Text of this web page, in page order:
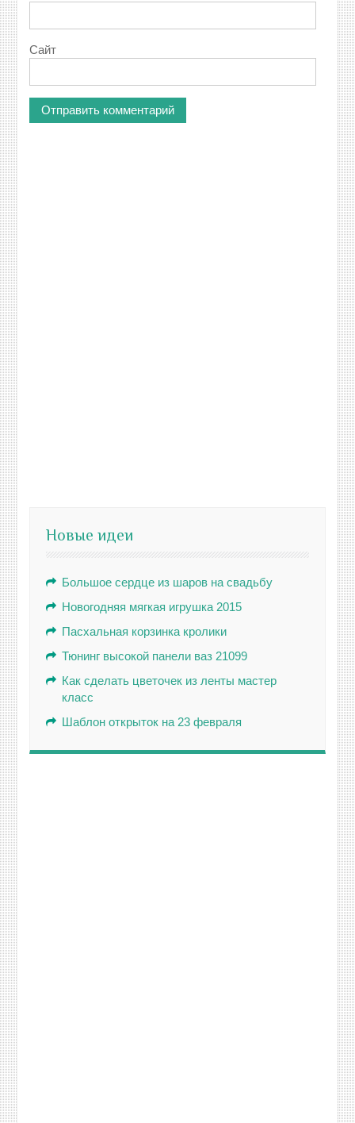
Сайт
Новые идеи
Большое сердце из шаров на свадьбу
Новогодняя мягкая игрушка 2015
Пасхальная корзинка кролики
Тюнинг высокой панели ваз 21099
Как сделать цветочек из ленты мастер
класс
Шаблон открыток на 23 февраля